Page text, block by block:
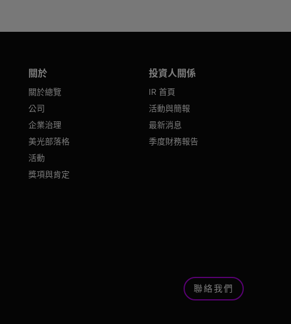
關於
關於總覽
公司
企業治理
美光部落格
活動
獎項與肯定
投資人關係
IR 首頁
活動與簡報
最新消息
季度財務報告
聯絡我們